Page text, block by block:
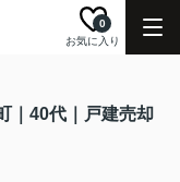
お気に入り
0
｜40代｜戸建売却